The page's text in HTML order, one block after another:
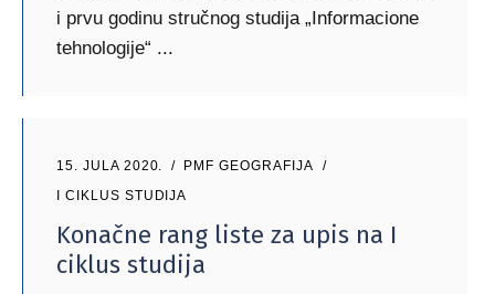
i prvu godinu stručnog studija „Informacione
tehnologije“
15. JULA 2020.
PMF GEOGRAFIJA
I CIKLUS STUDIJA
Konačne rang liste za upis na I
ciklus studija